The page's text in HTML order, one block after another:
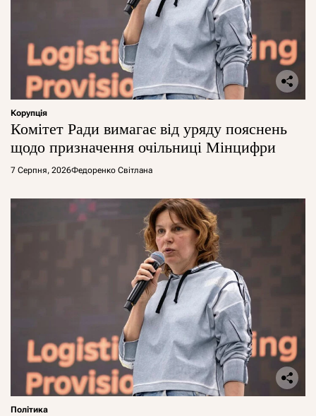
Корупція
Комітет Ради вимагає від уряду пояснень
щодо призначення очільниці Мінцифри
7 Серпня, 2026Федоренко Світлана
Політика